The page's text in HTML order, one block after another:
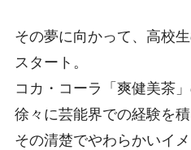
その夢に向かって、高校
スタート。
コカ・コーラ「爽健美茶
徐々に芸能界での経験を積
その清楚でやわらかいイ